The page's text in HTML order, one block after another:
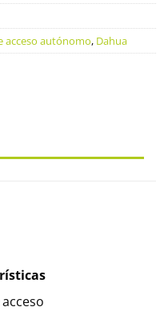
acceso autónomo, Dahua